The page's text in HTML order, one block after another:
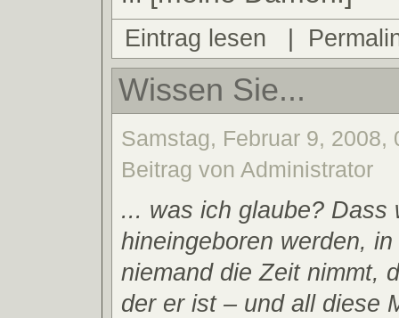
Eintrag lesen |
Wissen Sie...
Samstag, Februar 9, 2008,
Beitrag von Administrator
... was ich glaube? Dass
hineingeboren werden,
niemand die Zeit nimmt,
der er ist – und all diese